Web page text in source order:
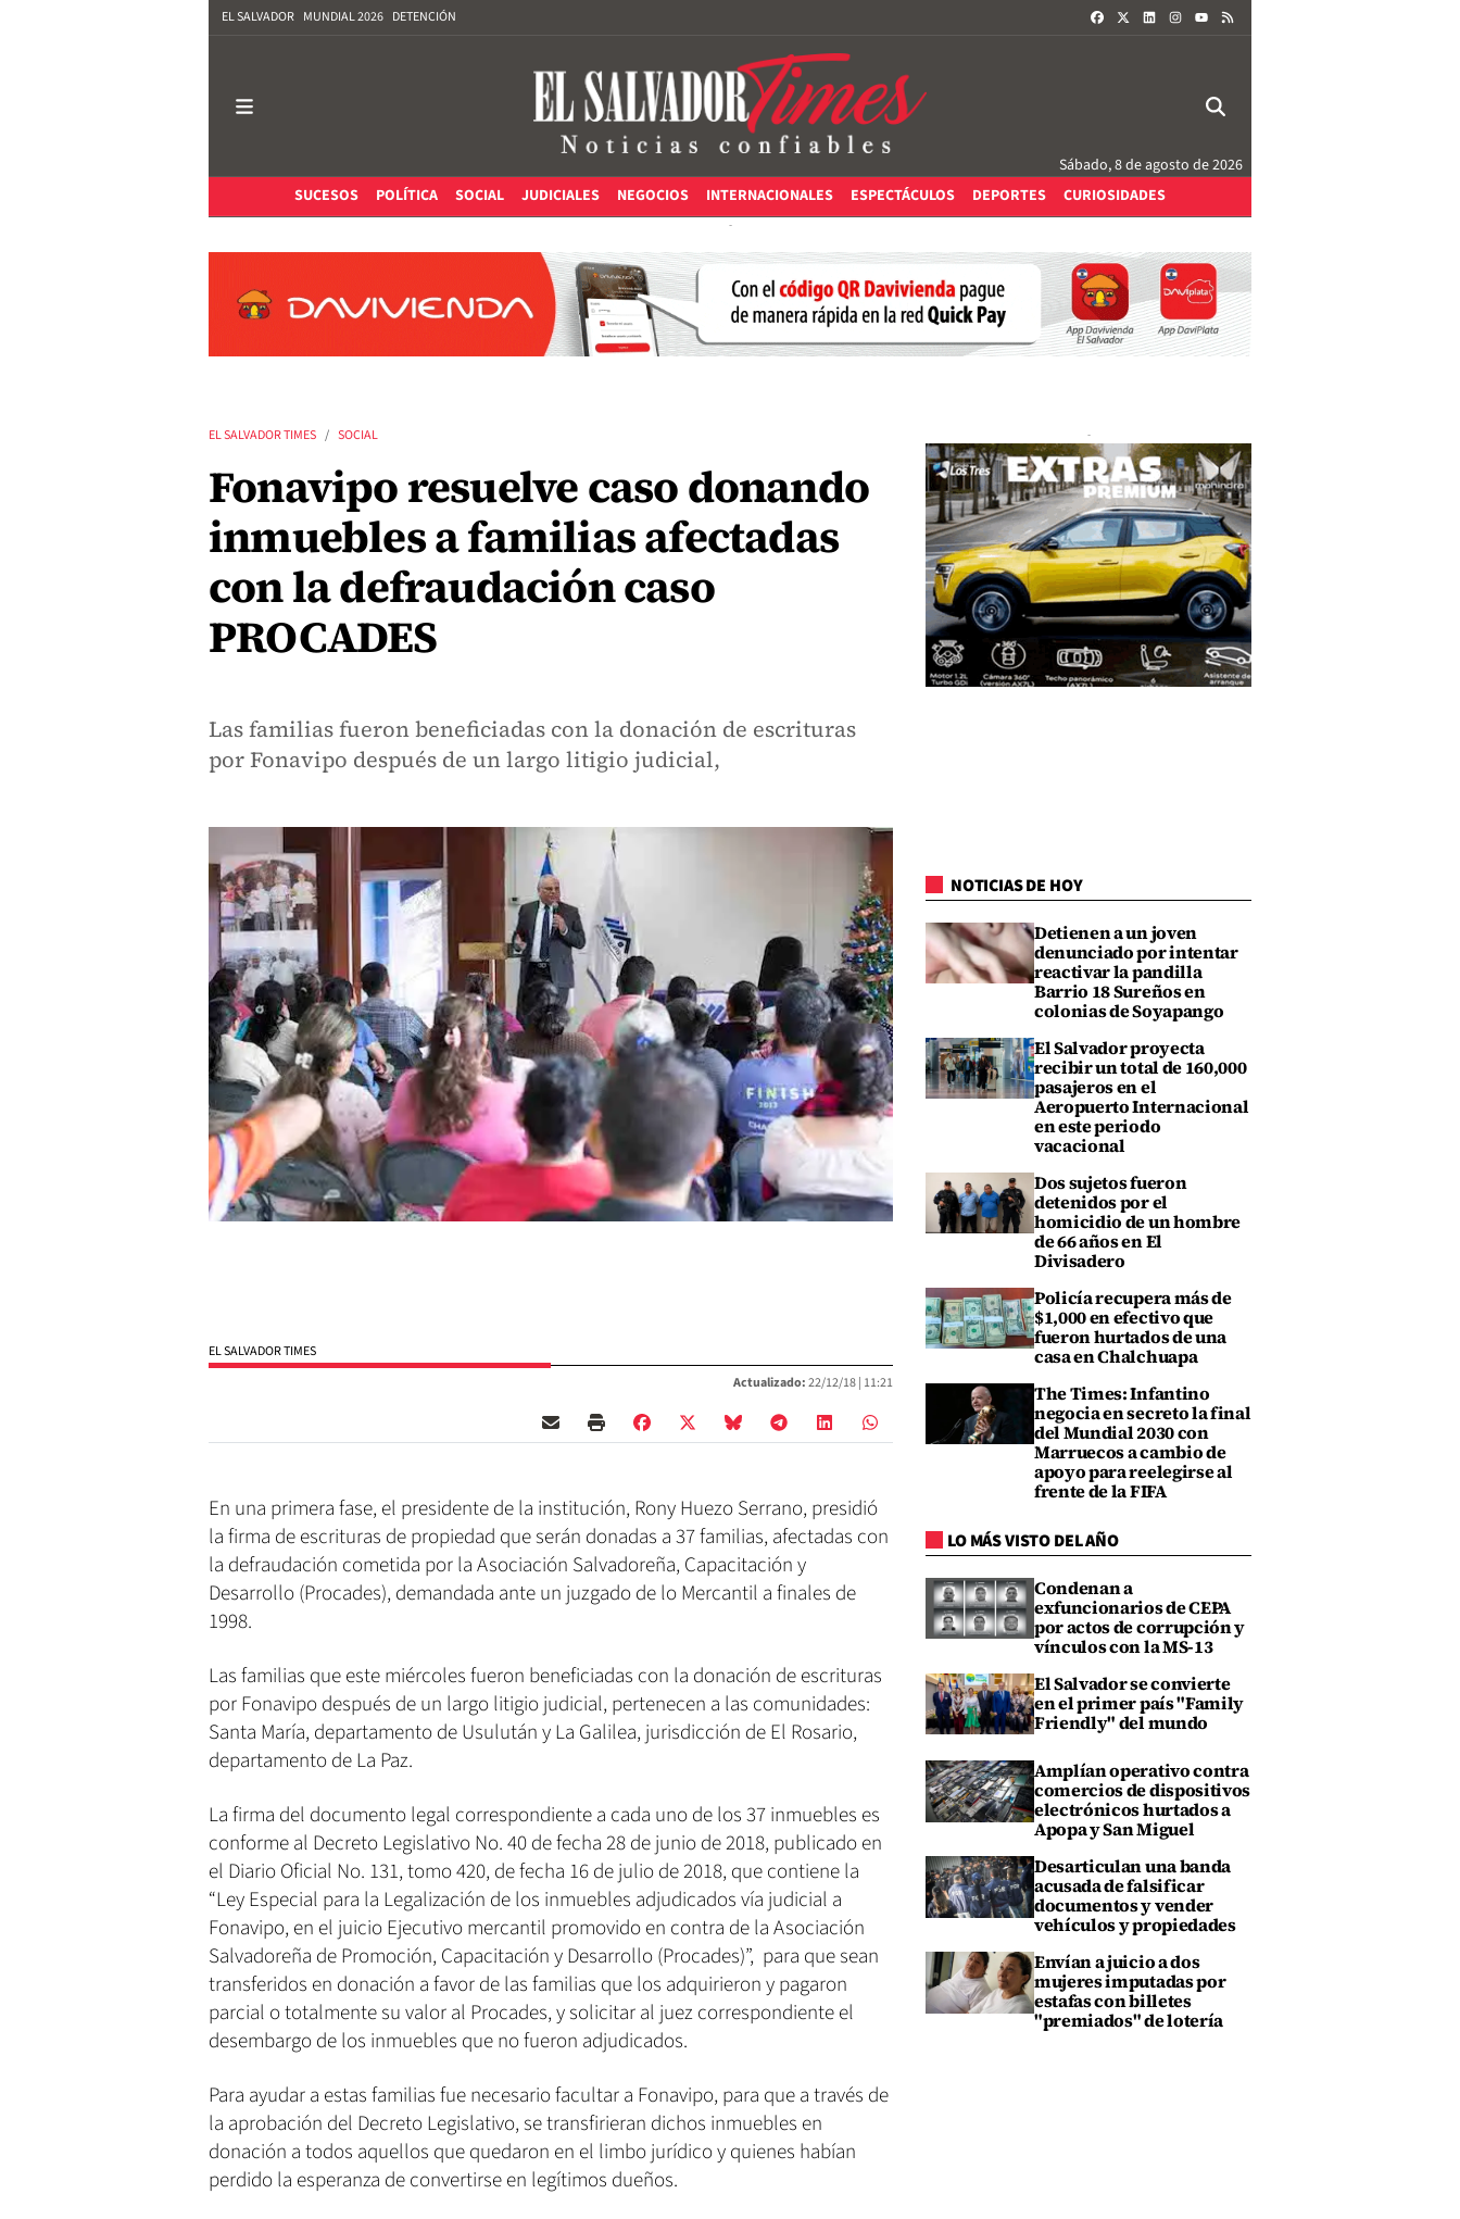
EL SALVADOR MUNDIAL 2026 DETENCIÓN FACEBOOKLINKEDININSTAGRAM
Sábado, 8 de agosto de 2026
SUCESOS
POLÍTICA SOCIAL JUDICIALES NEGOCIOS INTERNACIONALES ESPECTÁCULOS DEPORTES CURIOSIDADES
EL SALVADOR TIMES SOCIAL
Fonavipo resuelve caso donando
inmuebles a familias afectadas
con la defraudación caso
PROCADES
Las familias fueron beneficiadas con la donación de escrituras
por Fonavipo después de un largo litigio judicial,
EL SALVADOR TIMES
Actualizado:22/12/18 | 11:21
En una primera fase, el presidente de la institución, Rony Huezo Serrano, presidió
la firma de escrituras de propiedad que serán donadas a 37 familias, afectadas con
la defraudación cometida por la Asociación Salvadoreña, Capacitación y
Desarrollo (Procades), demandada ante un juzgado de lo Mercantil a finales de
1998.
Las familias que este miércoles fueron beneficiadas con la donación de escrituras
por Fonavipo después de un largo litigio judicial, pertenecen a las comunidades:
Santa María, departamento de Usulután y La Galilea, jurisdicción de El Rosario,
departamento de La Paz.
La firma del documento legal correspondiente a cada uno de los 37 inmuebles es
conforme al Decreto Legislativo No. 40 de fecha 28 de junio de 2018, publicado en
el Diario Oficial No. 131, tomo 420, de fecha 16 de julio de 2018, que contiene la
“Ley Especial para la Legalización de los inmuebles adjudicados vía judicial a
Fonavipo, en el juicio Ejecutivo mercantil promovido en contra de la Asociación
Salvadoreña de Promoción, Capacitación y Desarrollo (Procades)”, para que sean
transferidos en donación a favor de las familias que los adquirieron y pagaron
parcial o totalmente su valor al Procades, y solicitar al juez correspondiente el
desembargo de los inmuebles que no fueron adjudicados.
Para ayudar a estas familias fue necesario facultar a Fonavipo, para que a través de
la aprobación del Decreto Legislativo, se transfirieran dichos inmuebles en
donación a todos aquellos que quedaron en el limbo jurídico y quienes habían
perdido la esperanza de convertirse en legítimos dueños.
NOTICIAS DE HOY
Detienen a un joven
denunciado por intentar
reactivar la pandilla
Barrio 18 Sureños en
colonias de Soyapango
El Salvador proyecta
recibir un total de 160,000
pasajeros en el
Aeropuerto Internacional
en este periodo
vacacional
Dos sujetos fueron
detenidos por el
homicidio de un hombre
de 66 años en El
Divisadero
Policía recupera más de
$1,000 en efectivo que
fueron hurtados de una
casa en Chalchuapa
The Times: Infantino
negocia en secreto la final
del Mundial 2030 con
Marruecos a cambio de
apoyo para reelegirse al
frente de la FIFA
LO MÁS VISTO DEL AÑO
Condenan a
exfuncionarios de CEPA
por actos de corrupción y
vínculos con la MS-13
El Salvador se convierte
en el primer país "Family
Friendly" del mundo
Amplían operativo contra
comercios de dispositivos
electrónicos hurtados a
Apopa y San Miguel
Desarticulan una banda
acusada de falsificar
documentos y vender
vehículos y propiedades
Envían a juicio a dos
mujeres imputadas por
estafas con billetes
"premiados" de lotería